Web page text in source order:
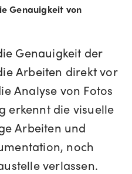
Genauigkeit von
Genauigkeit der
Arbeiten direkt vor
Analyse von Fotos
erkennt die visuelle
Arbeiten und
noch
verlassen.